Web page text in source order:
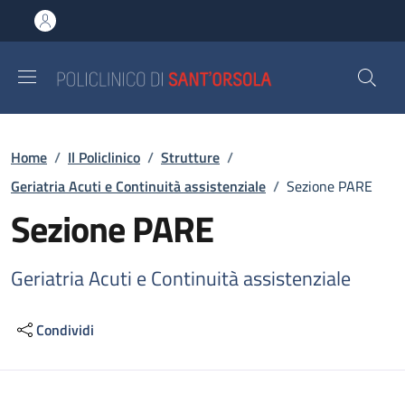
al contenuto principale
to footer content
Briciole di pane
Home / Il Policlinico / Strutture /
Geriatria Acuti e Continuità assistenziale / Sezione PARE
Sezione PARE
Geriatria Acuti e Continuità assistenziale
Condividi